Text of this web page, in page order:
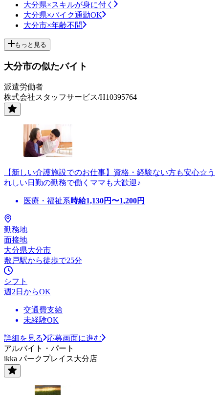
大分県×スキルが身に付く
大分県×バイク通勤OK
大分市×年齢不問
もっと見る
大分市の似たバイト
派遣労働者
株式会社スタッフサービス/H10395764
【新しい介護施設でのお仕事】資格・経験ない方も安心☆う
れしい日勤の勤務で働くママも大歓迎♪
医療・福祉系時給1,130円〜1,200円
勤務地
面接地
大分県大分市
敷戸駅から徒歩で25分
シフト
週2日からOK
交通費支給
未経験OK
詳細を見る
応募画面に進む
アルバイト・パート
ikka パークプレイス大分店